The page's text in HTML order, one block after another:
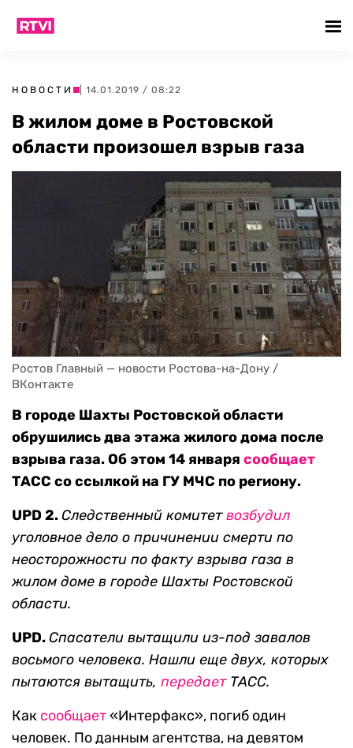
НОВОСТИ | 14.01.2019 / 08:22
В жилом доме в Ростовской
области произошел взрыв газа
Ростов Главный — новости Ростова-на-Дону /
ВКонтакте
В городе Шахты Ростовской области
обрушились два этажа жилого дома после
взрыва газа. Об этом 14 января сообщает
ТАСС со ссылкой на ГУ МЧС по региону.
UPD 2.Следственный комитетвозбудил
уголовное дело о причинении смерти по
неосторожности по факту взрыва газа в
жилом доме в городе Шахты Ростовской
области.
UPD.Спасатели вытащили из-под завалов
восьмого человека. Нашли еще двух, которых
пытаются вытащить, передаетТАСС.
Как сообщает«Интерфакс», погиб один
человек. По данным агентства, на девятом